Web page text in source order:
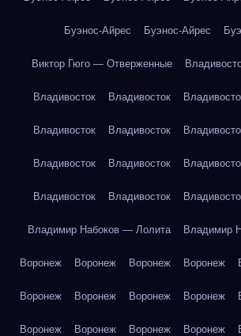
Буэнос-Айрес Буэнос-Айрес
Виктор Гюго — Отверженные
Владивосток Владивосток
Владивосток Владивосток
Владивосток Владивосток
Владивосток Владивосток
Владимир Набоков — Лолита Владимир
Воронеж Воронеж Воронеж Воронеж
Воронеж Воронеж Воронеж Воронеж
Воронеж Воронеж Воронеж Воронеж